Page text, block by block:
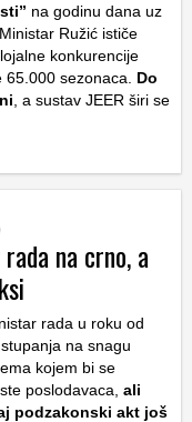
na godinu dana uz
Ružić ističe
konkurencije
sezonaca.
Do
, a sustav JEER širi se
na crno, a
rada u roku od
na snagu
kojem bi se
poslodavaca, ali
podzakonski akt još